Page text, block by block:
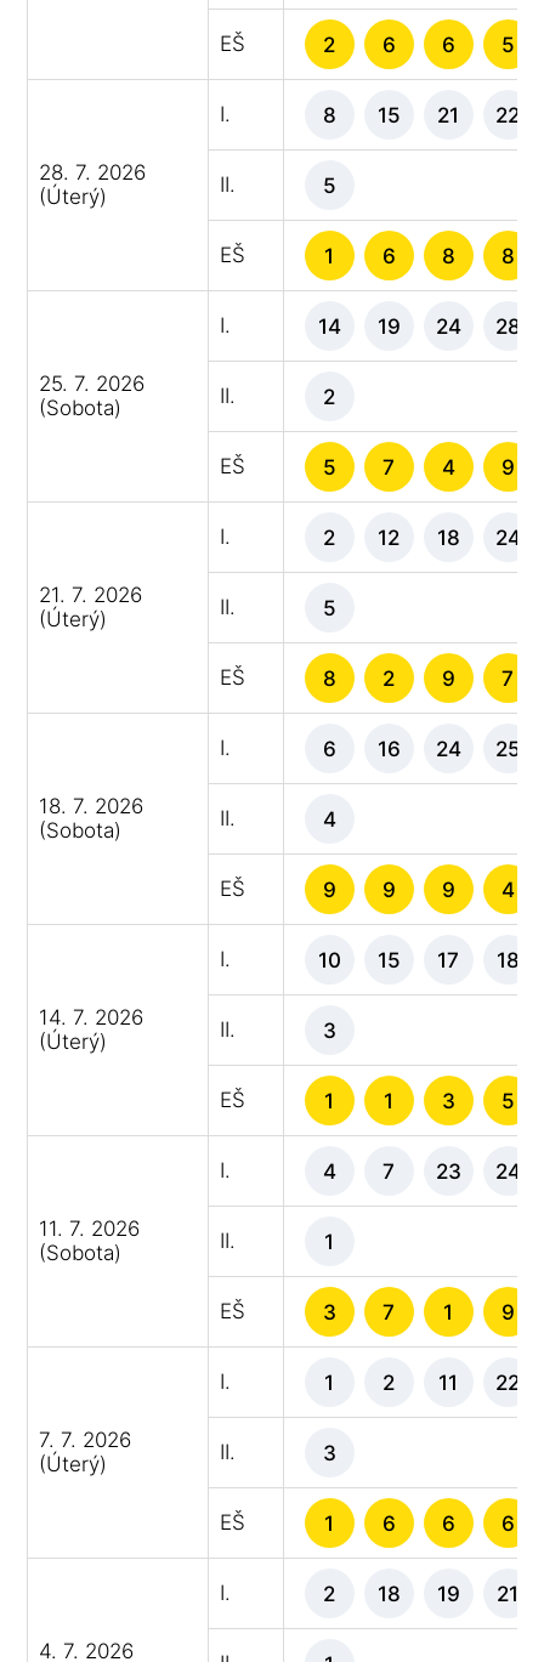
EŠ 2 6 6 5
28. 7. 2026
(Úterý)
I. 8 15 21 22
II. 5
EŠ 1 6 8 8
25. 7. 2026
(Sobota)
I. 14 19 24 28
II. 2
EŠ 5 7 4 9
21. 7. 2026
(Úterý)
I. 2 12 18 24
II. 5
EŠ 8 2 9 7
18. 7. 2026
(Sobota)
I. 6 16 24 25
II. 4
EŠ 9 9 9 4
14. 7. 2026
(Úterý)
I. 10 15 17 18
II. 3
EŠ 1 1 3 5
11. 7. 2026
(Sobota)
I. 4 7 23 24
II. 1
EŠ 3 7 1 9
7. 7. 2026
(Úterý)
I. 1 2 11 22
II. 3
EŠ 1 6 6 6
4. 7. 2026
I. 2 18 19 21